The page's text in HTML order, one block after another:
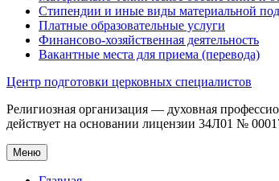
Стипендии и иные виды материальной
Платные образовательные услуги
Финансово-хозяйственная деятельность
Вакантные места для приема (перевода)
Центр подготовки церковных специалистов
Религиозная организация — духовная
действует на основании лицензии 34Л01 №
Меню